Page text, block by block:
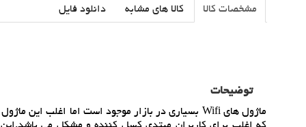
مشخصات کالا کالا های مشابه دانلود فایل
توضیحات